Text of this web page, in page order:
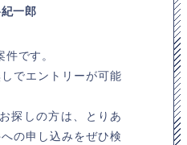
一郎
です。
でエントリーが可能
探しの方は、とりあ
の申し込みをぜひ検